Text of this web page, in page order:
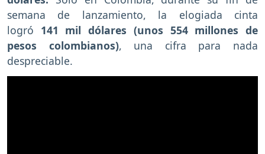
semana de lanzamiento, la elogiada cinta
logró 141 mil dólares (unos 554 millones de
pesos colombianos), una cifra para nada
despreciable.